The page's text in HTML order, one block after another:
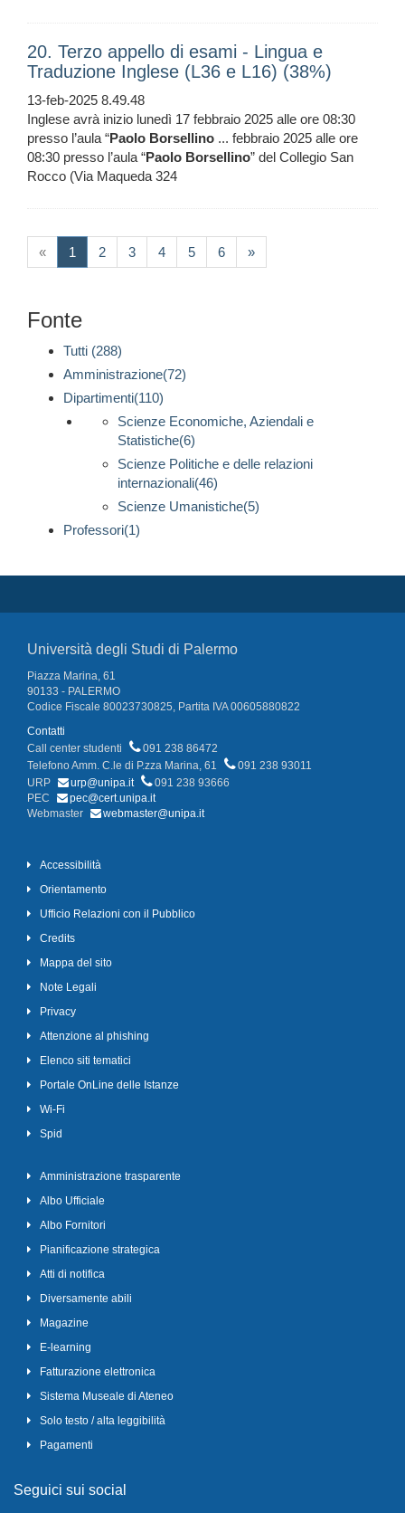
20. Terzo appello di esami - Lingua e
Traduzione Inglese (L36 e L16) (38%)
13-feb-2025 8.49.48
Inglese avrà inizio lunedì 17 febbraio 2025 alle ore 08:30
presso l’aula “Paolo Borsellino ... febbraio 2025 alle ore
08:30 presso l’aula “Paolo Borsellino” del Collegio San
Rocco (Via Maqueda 324
« 1 (current)
2 3 4 5 6 »
Fonte
Tutti (288)
Amministrazione(72)
Dipartimenti(110)
Scienze Economiche, Aziendali e
Statistiche(6)
Scienze Politiche e delle relazioni
internazionali(46)
Scienze Umanistiche(5)
Professori(1)
Università degli Studi di Palermo
Piazza Marina, 61
90133 - PALERMO
Codice Fiscale 80023730825, Partita IVA 00605880822
Contatti
Call center studenti
091 238 86472
Telefono Amm. C.le di P.zza Marina, 61
091 238 93011
URP
urp@unipa.it
091 238 93666
PEC
pec@cert.unipa.it
Webmaster
webmaster@unipa.it
Accessibilità
Orientamento
Ufficio Relazioni con il Pubblico
Credits
Mappa del sito
Note Legali
Privacy
Attenzione al phishing
Elenco siti tematici
Portale OnLine delle Istanze
Wi-Fi
Spid
Amministrazione trasparente
Albo Ufficiale
Albo Fornitori
Pianificazione strategica
Atti di notifica
Diversamente abili
Magazine
E-learning
Fatturazione elettronica
Sistema Museale di Ateneo
Solo testo / alta leggibilità
Pagamenti
Seguici sui social